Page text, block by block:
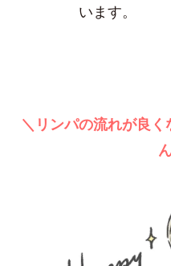
います。
＼リンパの流れが良